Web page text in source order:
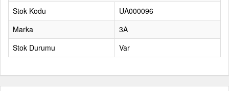
Stok Kodu
UA000096
Marka
3A
Stok Durumu
Var